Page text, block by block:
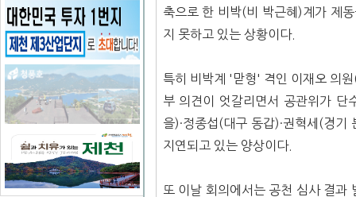
축으로 한 비박(비 박근혜)계가 제
지 못하고 있는 상황이다.
특히 비박계 '맏형' 격인 이재오 의
부 의견이 엇갈리면서 공관위가 단
을)·정종섭(대구 동갑)·권혁세(경
지연되고 있는 양상이다.
또 이날 회의에서는 공천 심사 결과